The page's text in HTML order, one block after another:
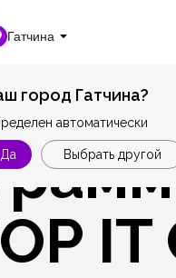
Гатчина
город Гатчина?
Да Выбрать другой
автоматически